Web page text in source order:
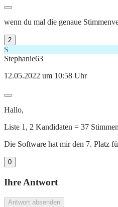
wenn du mal die genaue
2
S
Stephanie63
12.05.2022 um 10:58 Uhr
Hallo,
Liste 1, 2 Kandidaten = 37
Die Software hat mir den 7. Platz
0
Ihre Antwort
Antwort absenden